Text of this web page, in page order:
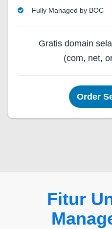
Fully Managed by BOC
Gratis domain
(com, net,
Order
Fitur